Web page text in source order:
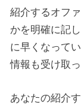
紹介するオフ
かを明確に記
に早くなって
情報も受け取
あなたの紹介